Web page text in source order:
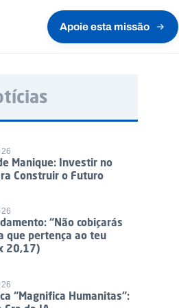
Apoie esta missão
Manique: Investir no
Construir o Futuro
“Não cobiçarás
que pertença ao teu
20,17)
“Magnifica Humanitas”: